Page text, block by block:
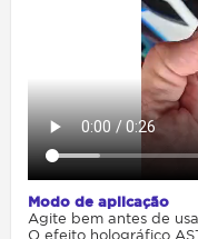
Modo de aplicação
Agite bem antes de
O efeito holográfico